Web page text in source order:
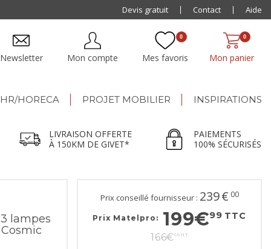
Mon panier
0
Mes favoris
0
Mon compte
Newsletter
HORECA PROJET MOBILIER INSPIRATIONS
LIVRAISON OFFERTE
À 150KM DE GIVET*
PAIEMENTS
100% SÉCURISÉS
lampes
Prix conseillé fournisseur : 239€ 00
Prix Matelpro: 199€99 TTC
166€66 HT
Paiement jusqu'à48x
Devis gratuit Contact Aide